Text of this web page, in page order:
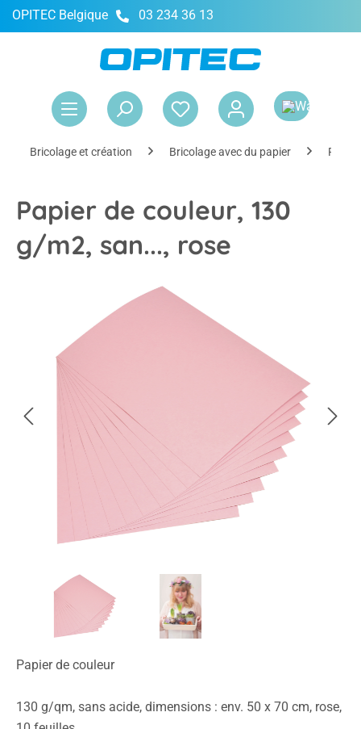
principal
OPITEC Belgique 03 234 36 13
Bricolage et création Bricolage avec du papier
Papier de couleur, 130
g/m2, san..., rose
Ignorer la galerie d'images
Papier de couleur
130 g/qm, sans acide, dimensions : env. 50 x 70 cm, rose,